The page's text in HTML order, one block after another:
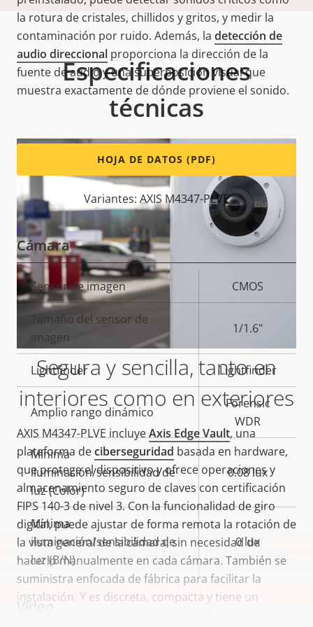
la rotura de cristales, chillidos y gritos, y medir la
contaminación por ruido. Además, la detección de
audio direccional proporciona la dirección de la
fuente de audio y una superposición visual que
muestra exactamente de dónde proviene el sonido.
Segura y sencilla, tanto en
interiores como en exteriores
AXIS M4347-PLVE incluyeAxis Edge Vault, una
plataforma deciberseguridad basada en hardware,
que protege el dispositivo y ofrece operaciones y
almacenamiento seguro de claves con certificación
FIPS 140-3 de nivel 3. Con la funcionalidad de giro
digital, puede ajustar de forma remota la rotación de
la vista general de la cámara, sin necesidad de
hacerlo manualmente en cada cámara. También se
suministra enfocada de fábrica para facilitar la
instalación. Y es discreta, compacta y tiene un
Especificaciones
técnicas
HOJA DE DATOS (PDF)
Variantes: AXIS M4347-PLVE
Cámara
Descripción
de
propiedad
Valor de
propiedad
Sensor de imagen CMOS
Tamaño del sensor de
imagen
1/1.6"
Lightfinder Lightfinder
Amplio rango dinámico
Forensic
WDR
Mínima
iluminación/sensibilidad de
luz (Color)
0.08 lux
Mínima
iluminación/sensibilidad de
luz (B/N)
0 lux
Vídeo